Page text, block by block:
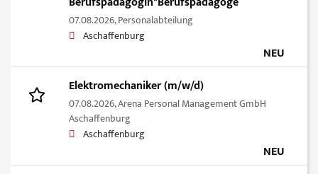
07.08.2026,Personalabteilung
Aschaffenburg
NEU
Elektromechaniker (m/w/d)
07.08.2026,Arena Personal Management GmbH
Aschaffenburg
Aschaffenburg
NEU